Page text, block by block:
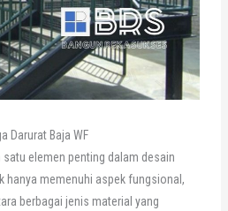
Darurat Baja WF
elemen penting dalam desain
hanya memenuhi aspek fungsional,
berbagai jenis material yang